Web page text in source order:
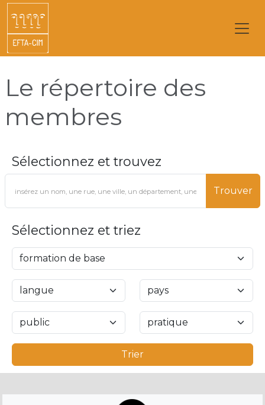
Le répertoire des
membres
Sélectionnez et trouvez
Trouver
Sélectionnez et triez
Trier